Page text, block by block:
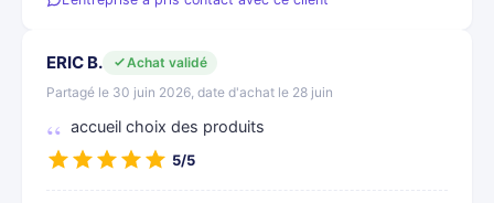
ERIC B.
Achat validé
Partagé le 30 juin 2026, date d'achat le 28 juin
accueil choix des produits
5/5